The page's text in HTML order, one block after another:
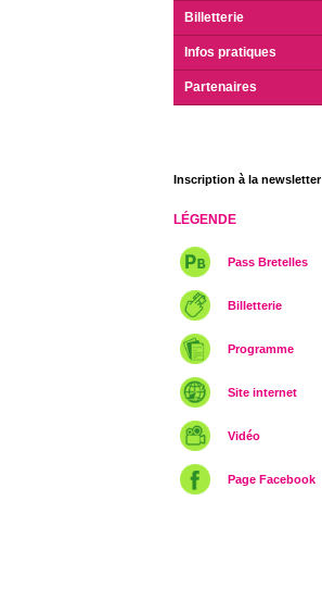
Billetterie
Infos pratiques
Partenaires
Inscription à la newsletter
LÉGENDE
Pass Bretelles
Billetterie
Programme
Site internet
Vidéo
Page Facebook